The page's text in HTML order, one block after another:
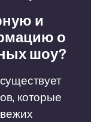
и
о
шоу?
которые